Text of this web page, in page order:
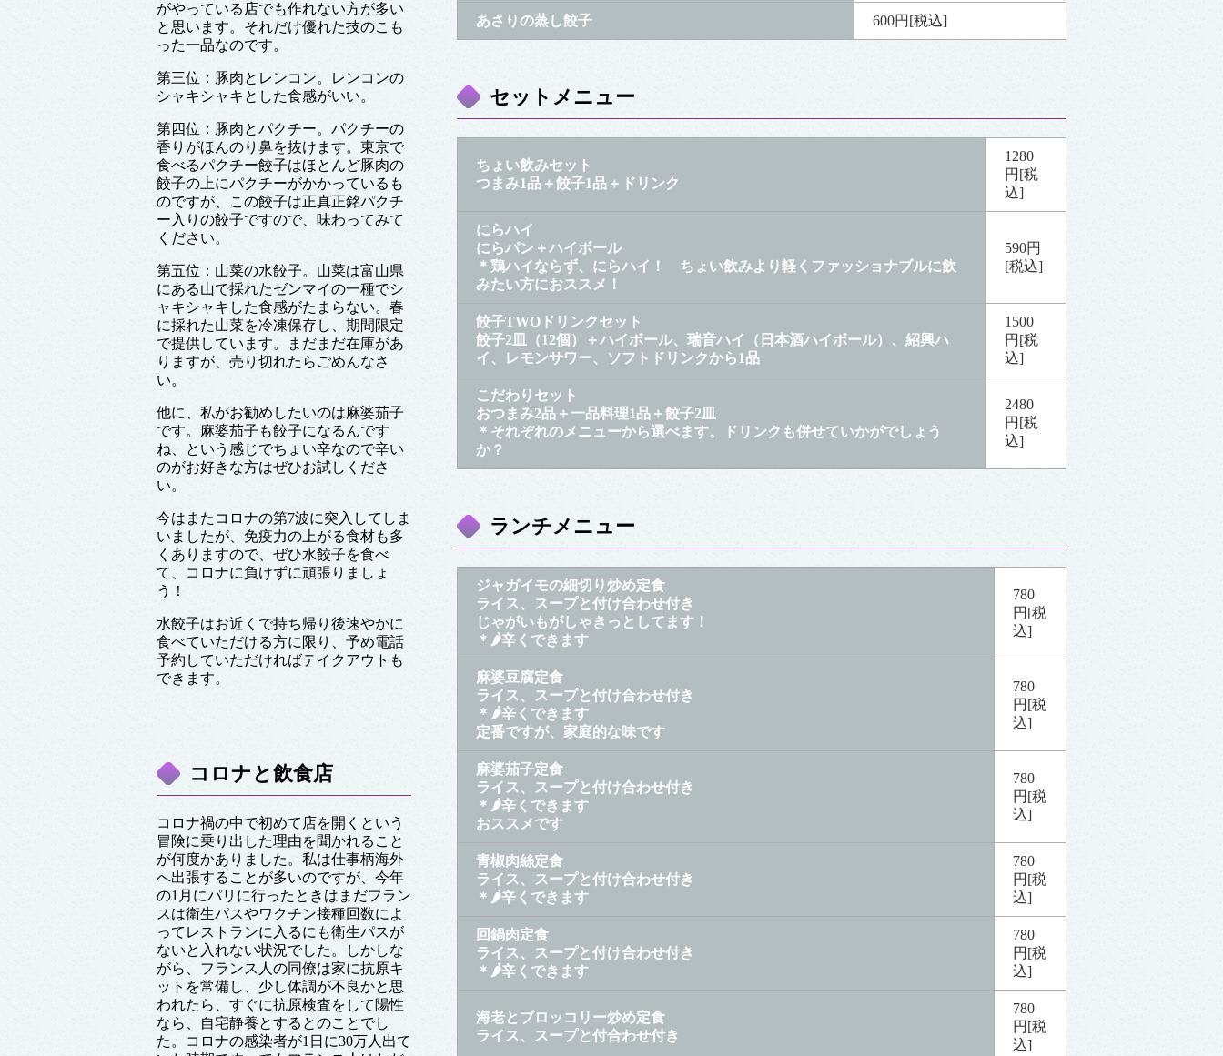
あさりの蒸し餃子 600円[税込]
セットメニュー
ちょい飲みセット
つまみ1品＋餃子1品＋ドリンク
1280
円[税
込]
にらハイ
にらパン＋ハイボール
＊鶏ハイならず、にらハイ！ ちょい飲みより軽くファッショナブルに飲
みたい方におススメ！
590円
[税込]
餃子TWOドリンクセット
餃子2皿（12個）＋ハイボール、瑞音ハイ（日本酒ハイボール）、紹興ハ
イ、レモンサワー、ソフトドリンクから1品
1500
円[税
込]
こだわりセット
おつまみ2品＋一品料理1品＋餃子2皿
＊それぞれのメニューから選べます。ドリンクも併せていかがでしょう
か？
2480
円[税
込]
ランチメニュー
ジャガイモの細切り炒め定食
ライス、スープと付け合わせ付き
じゃがいもがしゃきっとしてます！
＊🌶辛くできます
780
円[税
込]
麻婆豆腐定食
ライス、スープと付け合わせ付き
＊🌶辛くできます
定番ですが、家庭的な味です
780
円[税
込]
麻婆茄子定食
ライス、スープと付け合わせ付き
＊🌶辛くできます
おススメです
780
円[税
込]
青椒肉絲定食
ライス、スープと付け合わせ付き
＊🌶辛くできます
780
円[税
込]
回鍋肉定食
ライス、スープと付け合わせ付き
＊🌶辛くできます
780
円[税
込]
海老とブロッコリー炒め定食
ライス、スープと付合わせ付き
780
円[税
込]
がやっている店でも作れない方が多い
と思います。それだけ優れた技のこも
った一品なのです。
第三位：豚肉とレンコン。レンコンの
シャキシャキとした食感がいい。
第四位：豚肉とパクチー。パクチーの
香りがほんのり鼻を抜けます。東京で
食べるパクチー餃子はほとんど豚肉の
餃子の上にパクチーがかかっているも
のですが、この餃子は正真正銘パクチ
ー入りの餃子ですので、味わってみて
ください。
第五位：山菜の水餃子。山菜は富山県
にある山で採れたゼンマイの一種でシ
ャキシャキした食感がたまらない。春
に採れた山菜を冷凍保存し、期間限定
で提供しています。まだまだ在庫があ
りますが、売り切れたらごめんなさ
い。
他に、私がお勧めしたいのは麻婆茄子
です。麻婆茄子も餃子になるんです
ね、という感じでちょい辛なので辛い
のがお好きな方はぜひお試しくださ
い。
今はまたコロナの第7波に突入してしま
いましたが、免疫力の上がる食材も多
くありますので、ぜひ水餃子を食べ
て、コロナに負けずに頑張りましょ
う！
水餃子はお近くで持ち帰り後速やかに
食べていただける方に限り、予め電話
予約していただければテイクアウトも
できます。
コロナと飲食店
コロナ禍の中で初めて店を開くという
冒険に乗り出した理由を聞かれること
が何度かありました。私は仕事柄海外
へ出張することが多いのですが、今年
の1月にパリに行ったときはまだフラン
スは衛生パスやワクチン接種回数によ
ってレストランに入るにも衛生パスが
ないと入れない状況でした。しかしな
がら、フランス人の同僚は家に抗原キ
ットを常備し、少し体調が不良かと思
われたら、すぐに抗原検査をして陽性
なら、自宅静養とするとのことでし
た。コロナの感染者が1日に30万人出て